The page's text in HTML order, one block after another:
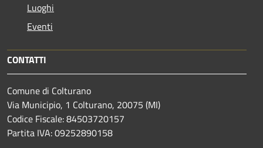
Luoghi
Eventi
CONTATTI
Comune di Colturano
Via Municipio, 1 Colturano, 20075 (MI)
Codice Fiscale: 84503720157
Partita IVA: 09252890158